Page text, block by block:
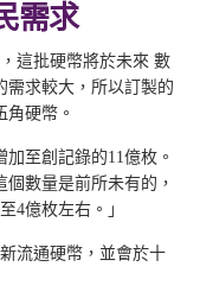
需求
這批硬幣將於未來 數
需求較大，所以訂製的
硬幣。
至創記錄的11億枚。
數量是前所未有的，
4億枚左右。」
流通硬幣，並會於十